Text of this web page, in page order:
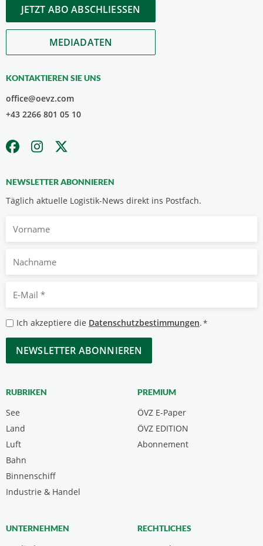
JETZT ABO ABSCHLIESSEN
MEDIADATEN
KONTAKTIEREN SIE UNS
office@oevz.com
+43 2266 801 05 10
NEWSLETTER ABONNIEREN
Täglich aktuelle Logistik-News direkt ins Postfach.
Nachname
Mail
*
Datenschutzbestimmungen
*
Ich akzeptiere die Datenschutzbestimmungen.*
CAPTCHA
RUBRIKEN
See
Land
Luft
Bahn
Binnenschiff
Industrie & Handel
PREMIUM
ÖVZ E-Paper
Abonnement
ÖVZ EDITION
UNTERNEHMEN RECHTLICHES